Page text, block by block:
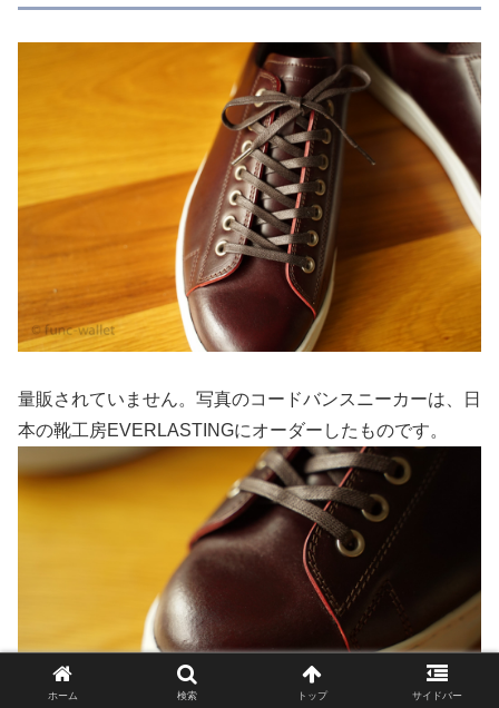
量販されていません。写真のコードバンスニーカーは、日
本の靴工房EVERLASTINGにオーダーしたものです。
ホーム 検索 トップ サイドバー